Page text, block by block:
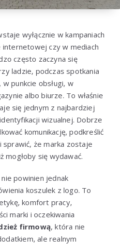
wyłącznie w kampaniach
czy w mediach
często zaczyna się
ladzie, podczas spotkania
punkcie obsługi, w
albo biurze. To właśnie
się jednym z najbardziej
wizualnej. Dobrze
komunikację, podkreślić
sprawić, że marka zostaje
mogłoby się wydawać.
powinien jednak
koszulek z logo. To
komfort pracy,
marki i oczekiwania
firmową, która nie
ale realnym